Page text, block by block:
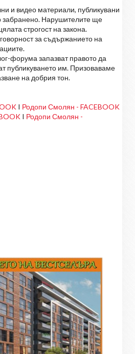
и видео материали, публикувани
забранено. Нарушителите ще
строгост на закона.
за съдържанието на
форума запазват правото да
публикуването им. Призоваваме
на добрия тон.
I Родопи Смолян - FACEBOOK
I Родопи Смолян -